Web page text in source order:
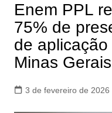
Enem PPL
75% de
de
Minas Gerais
3 de fevereiro de 2026